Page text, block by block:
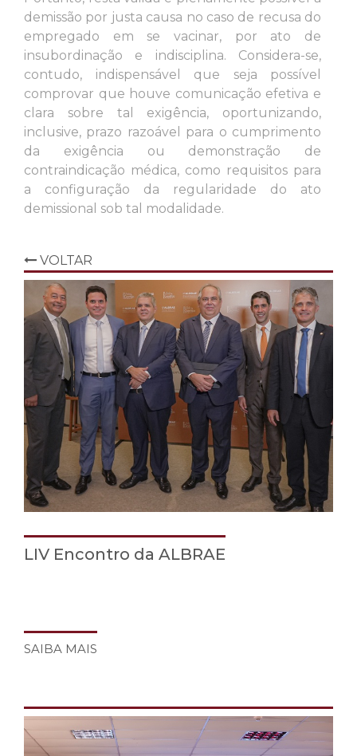
demissão por justa causa no caso de recusa do
empregado em se vacinar, por ato de
insubordinação e indisciplina. Considera-se,
contudo, indispensável que seja possível
comprovar que houve comunicação efetiva e
clara sobre tal exigência, oportunizando,
inclusive, prazo razoável para o cumprimento
da exigência ou demonstração de
contraindicação médica, como requisitos para
a configuração da regularidade do ato
demissional sob tal modalidade.
VOLTAR
LIV Encontro da ALBRAE
SAIBA MAIS